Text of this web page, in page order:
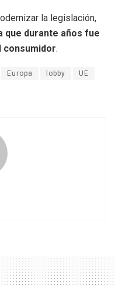
la legislación,
que durante años fue
consumidor.
Europa lobby UE